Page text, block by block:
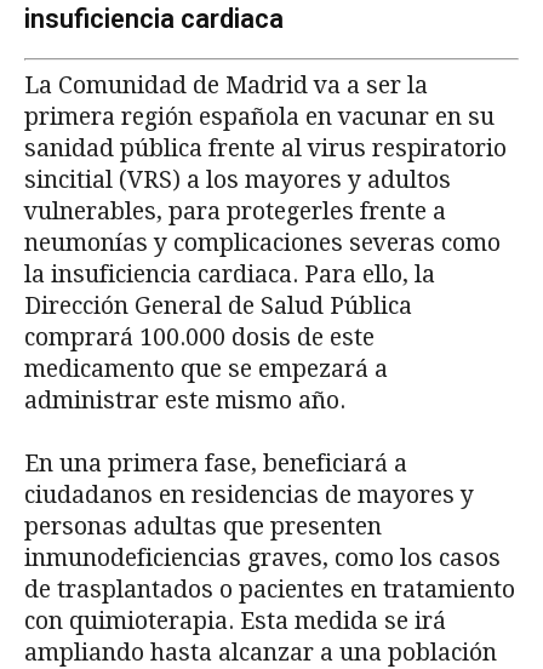
insuficiencia cardiaca
La Comunidad de Madrid va a ser la
primera región española en vacunar en su
sanidad pública frente al virus respiratorio
sincitial (VRS) a los mayores y adultos
vulnerables, para protegerles frente a
neumonías y complicaciones severas como
la insuficiencia cardiaca. Para ello, la
Dirección General de Salud Pública
comprará 100.000 dosis de este
medicamento que se empezará a
administrar este mismo año.
En una primera fase, beneficiará a
ciudadanos en residencias de mayores y
personas adultas que presenten
inmunodeficiencias graves, como los casos
de trasplantados o pacientes en tratamiento
con quimioterapia. Esta medida se irá
ampliando hasta alcanzar a una población